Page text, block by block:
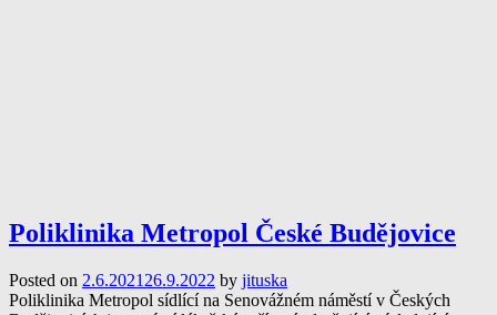
Poliklinika Metropol České Budějovice
Posted on 2.6.2021 26.9.2022 by jituska
Poliklinika Metropol sídlící na Senovážném náměstí v Českých